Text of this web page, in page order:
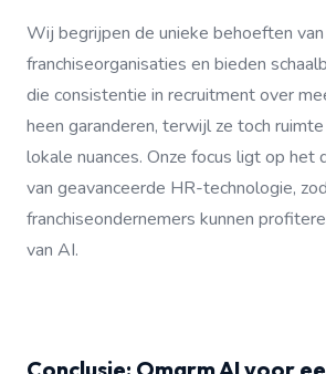
Wij begrijpen de unieke behoeften van
franchiseorganisaties en bieden
die consistentie in recruitment over
heen garanderen, terwijl ze toch
lokale nuances. Onze focus ligt op het
van geavanceerde HR-technologie,
franchiseondernemers kunnen
van AI.